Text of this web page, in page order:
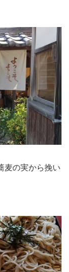
麦の実から挽い